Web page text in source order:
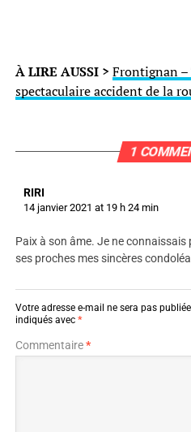
À LIRE AUSSI > Frontignan –
spectaculaire accident de la
1
RIRI
14 janvier 2021 at 19 h 24 min
Paix à son âme. Je ne
ses proches mes sincères
Votre adresse e-mail ne sera pas
indiqués avec *
Commentaire*